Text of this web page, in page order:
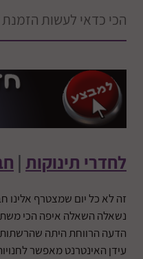
הכי כדאי לעשות הזמנת
לחדרי תינוקות |
זה לא כל יום שמצטרף אלינו
נשאלה השאלה איפה הכי
הדעה הרווחת היתה שהרשתות